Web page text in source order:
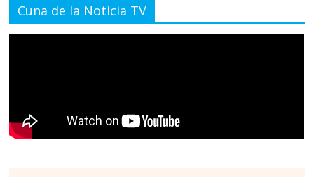
Cuna de la Noticia TV